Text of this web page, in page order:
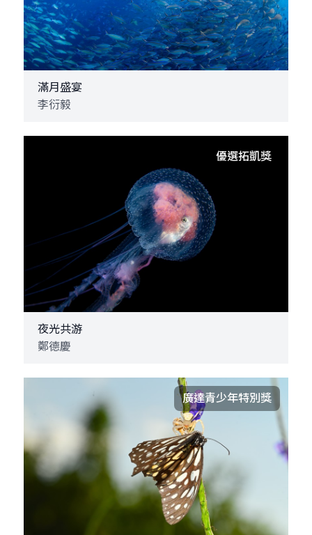
滿月盛宴
李衍毅
優選拓凱獎
夜光共游
鄭德慶
廣達青少年特別獎